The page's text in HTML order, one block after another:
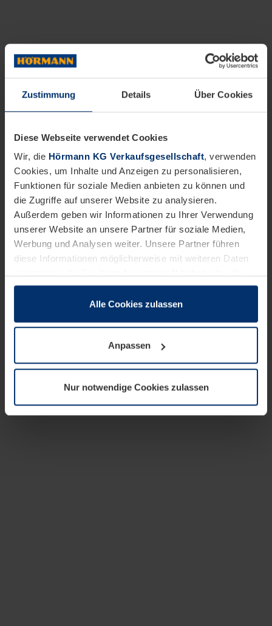
Zustimmung Details Über Cookies
Diese Webseite verwendet Cookies
Wir, die Hörmann KG Verkaufsgesellschaft, verwenden
Cookies, um Inhalte und Anzeigen zu personalisieren,
Funktionen für soziale Medien anbieten zu können und
die Zugriffe auf unserer Website zu analysieren.
Außerdem geben wir Informationen zu Ihrer Verwendung
unserer Website an unsere Partner für soziale Medien,
Werbung und Analysen weiter. Unsere Partner führen
diese Informationen möglicherweise mit weiteren Daten
sie im Rahmen Ihrer Nutzung der Dienste gesammelt
wenn diese für den Betrieb dieser Seite unbedingt
notwendig sind. Für alle anderen Cookie-Typen benötigen
wir Ihre Erlaubnis. Ihre Einwilligung können Sie jederzeit
Datenschutzerklärungunserer Website ändern oder
widerrufen.
Alle Cookies zulassen
Anpassen
Nur notwendige Cookies zulassen